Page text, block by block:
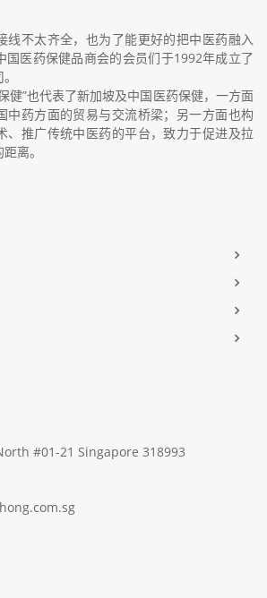
线不太齐全，也为了能更好的把中医药融入
国医药保健品商会的会员们于1992年成立了
健”也代表了新加坡及中国医药保健，一方面
中药方面的贸易与交流桥梁；另一方面也构
、推广传统中医药的平台，致力于促进及拉
离。
#01-21 Singapore 318993